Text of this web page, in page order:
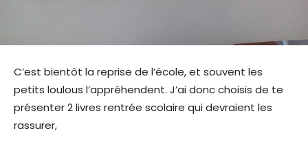
C’est bientôt la reprise de l’école, et souvent les
petits loulous l’appréhendent. J’ai donc choisis de te
présenter 2 livres rentrée scolaire qui devraient les
rassurer,